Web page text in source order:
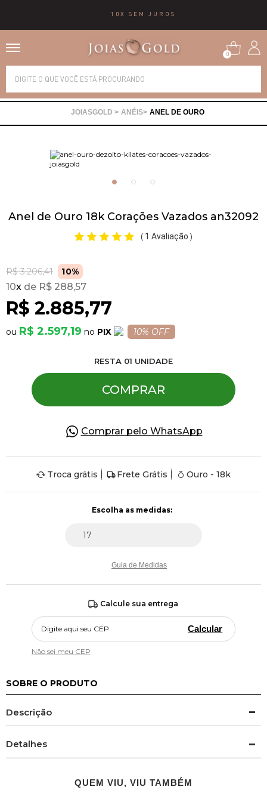
10X SEM JUROS
0
ANÉIS ANEL DE OURO
Anel de Ouro 18k Corações Vazados an32092
( 1 Avaliação )
R$ 3.206,41 10%
R$ 2.885,77
10x R$ 288,57
R$ 2.597,19 PIX 10% OFF
RESTA 01 UNIDADE
COMPRAR
Comprar pelo WhatsApp
Troca grátis Frete Grátis Ouro - 18k
Guia de Medidas
Calcule sua entrega
Calcular
Não sei meu CEP
SOBRE O PRODUTO
Descrição
Detalhes
QUEM VIU, VIU TAMBÉM
Alianças
Brincos
Pingentes
Pulseiras
Piercing
Pedras Preciosas